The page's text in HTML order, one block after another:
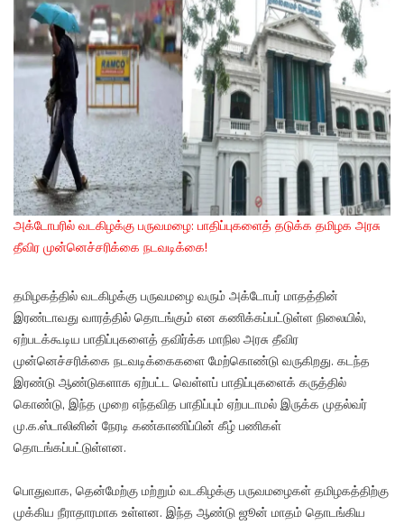
அக்டோபரில் வடகிழக்கு பருவமழை: பாதிப்புகளைத் தடுக்க தமிழக அரசு
தீவிர முன்னெச்சரிக்கை நடவடிக்கை!
தமிழகத்தில் வடகிழக்கு பருவமழை வரும் அக்டோபர் மாதத்தின்
இரண்டாவது வாரத்தில் தொடங்கும் என கணிக்கப்பட்டுள்ள நிலையில்,
ஏற்படக்கூடிய பாதிப்புகளைத் தவிர்க்க மாநில அரசு தீவிர
முன்னெச்சரிக்கை நடவடிக்கைகளை மேற்கொண்டு வருகிறது. கடந்த
இரண்டு ஆண்டுகளாக ஏற்பட்ட வெள்ளப் பாதிப்புகளைக் கருத்தில்
கொண்டு, இந்த முறை எந்தவித பாதிப்பும் ஏற்படாமல் இருக்க முதல்வர்
மு.க.ஸ்டாலினின் நேரடி கண்காணிப்பின் கீழ் பணிகள்
தொடங்கப்பட்டுள்ளன.
பொதுவாக, தென்மேற்கு மற்றும் வடகிழக்கு பருவமழைகள் தமிழகத்திற்கு
முக்கிய நீராதாரமாக உள்ளன. இந்த ஆண்டு ஜூன் மாதம் தொடங்கிய